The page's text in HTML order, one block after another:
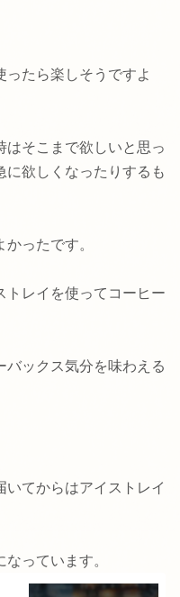
ったら楽しそうですよ
はそこまで欲しいと思っ
に欲しくなったりするも
ったです。
トレイを使ってコーヒー
バックス気分を味わえる
いてからはアイストレイ
っています。